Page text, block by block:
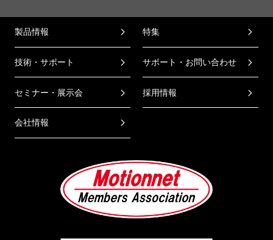
製品情報 特集
技術・サポート サポート・お問い合わせ
セミナー・展示会 採用情報
会社情報